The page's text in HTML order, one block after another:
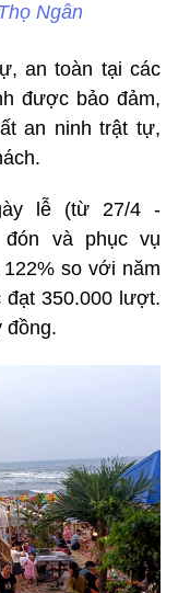
Ngân
an toàn tại các
được bảo đảm,
an ninh trật tự,
lễ (từ 27/4 -
đón và phục vụ
so với năm
350.000 lượt.
đồng.